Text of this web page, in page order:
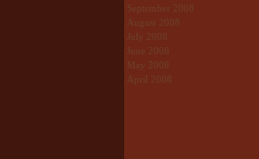
September 2008
August 2008
July 2008
June 2008
May 2008
April 2008